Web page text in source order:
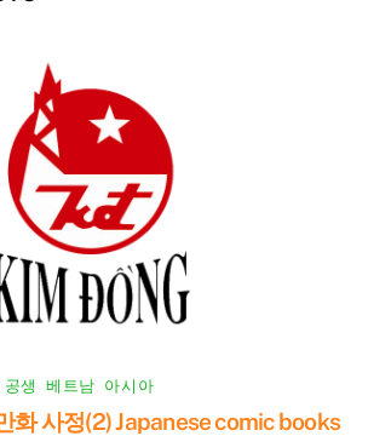
공생 ,베트남 아시아
화 사정(2) Japanese comic books